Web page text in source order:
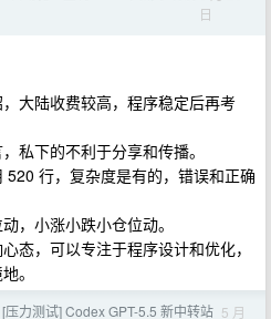
日
大陆收费较高，程序稳定后再考
私下的不利于分享和传播。
行，复杂度是有的，错误和正确
，小涨小跌小仓位动。
态，可以专注于程序设计和优化，
。
[压力测试] Codex GPT-5.5 新中转站 5 月